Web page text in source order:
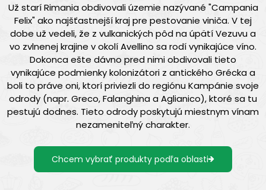
Už starí Rimania obdivovali územie nazývané "Campania
Felix" ako najšťastnejší kraj pre pestovanie viniča. V tej
dobe už vedeli, že z vulkanických pôd na úpätí Vezuvu a
vo zvlnenej krajine v okolí Avellino sa rodí vynikajúce víno.
Dokonca ešte dávno pred nimi obdivovali tieto
vynikajúce podmienky kolonizátori z antického Grécka a
boli to práve oni, ktorí priviezli do regiónu Kampánie svoje
odrody (napr. Greco, Falanghina a Aglianico), ktoré sa tu
pestujú dodnes. Tieto odrody poskytujú miestnym vínam
nezameniteľný charakter.
Chcem vybrať produkty podľa oblasti